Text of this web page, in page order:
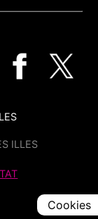
ILLES
Cookies